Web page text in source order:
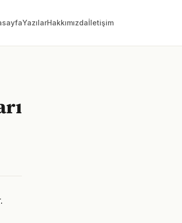
YazılarHakkımızdaİletişim